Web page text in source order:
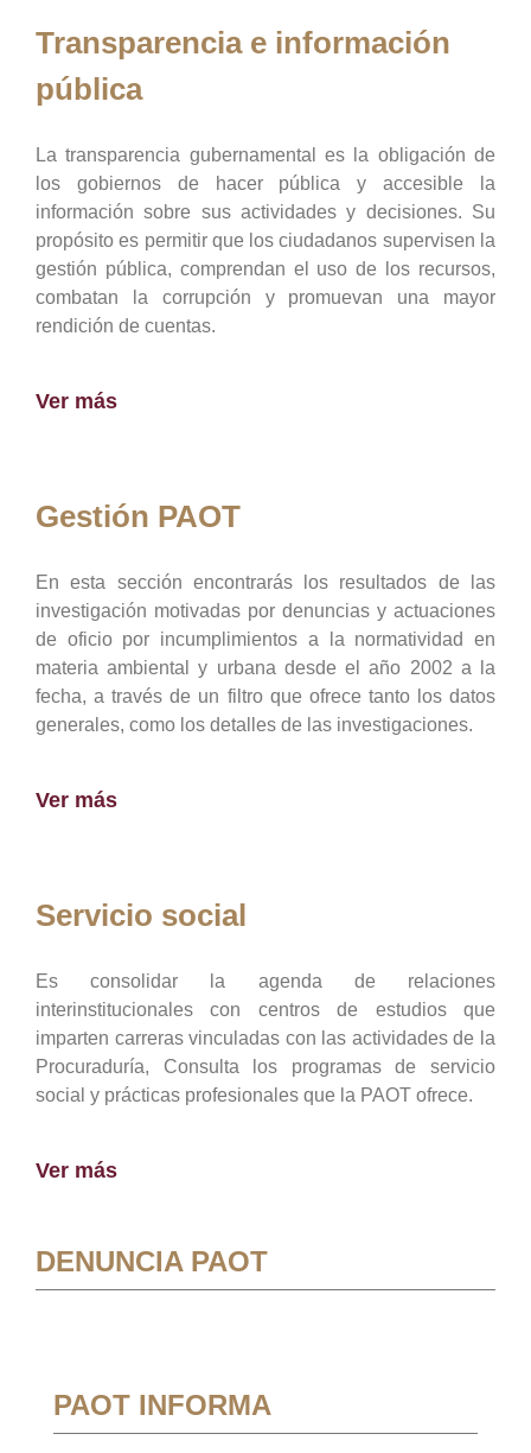
Transparencia e información
pública
La transparencia gubernamental es la obligación de
los gobiernos de hacer pública y accesible la
información sobre sus actividades y decisiones. Su
propósito es permitir que los ciudadanos supervisen la
gestión pública, comprendan el uso de los recursos,
combatan la corrupción y promuevan una mayor
rendición de cuentas.
Ver más
Gestión PAOT
En esta sección encontrarás los resultados de las
investigación motivadas por denuncias y actuaciones
de oficio por incumplimientos a la normatividad en
materia ambiental y urbana desde el año 2002 a la
fecha, a través de un filtro que ofrece tanto los datos
generales, como los detalles de las investigaciones.
Ver más
Servicio social
Es consolidar la agenda de relaciones
interinstitucionales con centros de estudios que
imparten carreras vinculadas con las actividades de la
Procuraduría, Consulta los programas de servicio
social y prácticas profesionales que la PAOT ofrece.
Ver más
DENUNCIA PAOT
PAOT INFORMA